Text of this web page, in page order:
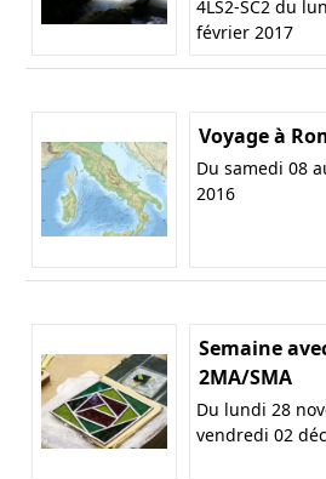
4LS2-SC2 du
février 2017
Voyage à
Du samedi 08
2016
Semaine
2MA/SMA
Du lundi 28
vendredi 02